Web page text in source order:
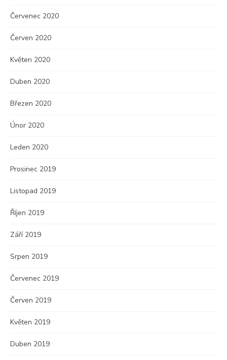
Červenec 2020
Červen 2020
Květen 2020
Duben 2020
Březen 2020
Únor 2020
Leden 2020
Prosinec 2019
Listopad 2019
Říjen 2019
Září 2019
Srpen 2019
Červenec 2019
Červen 2019
Květen 2019
Duben 2019